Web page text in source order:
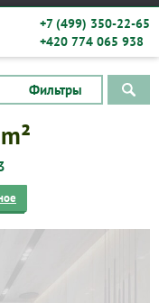
+7 (499) 350-22-65
+420 774 065 938
Фильтры